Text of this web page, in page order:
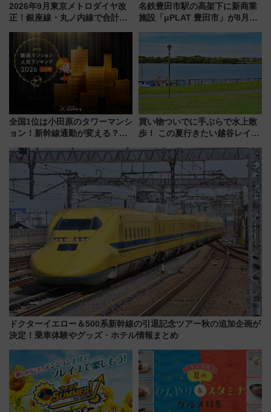
2026年9月東京メトロダイヤ改
正！銀座線・丸ノ内線で合計
名鉄豊田市駅の高架下に新商業
施設「μPLAT 豊田市」が8月26
たな玄関口へ
全国1位は小田原のタワーマンシ
ョン！新幹線通勤が変える？
【新築マンション人気ランキン
買い物ついでに手ぶらで水上散
歩！ この夏行きたい越谷レイク
ア「LAKESIDE PARK」（埼玉
県越谷市）
ドクターイエロー＆500系新幹線の引退記念ツアー秋の追加企画が
決定！乗車体験やグッズ・ホテル情報まとめ